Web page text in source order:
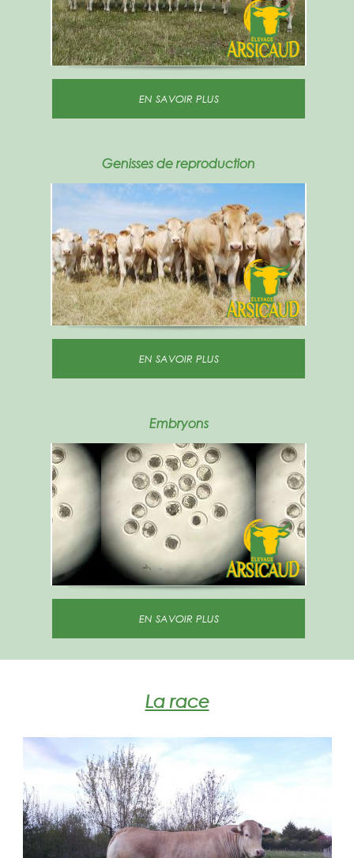
EN SAVOIR PLUS
Genisses de reproduction
EN SAVOIR PLUS
Embryons
EN SAVOIR PLUS
La race